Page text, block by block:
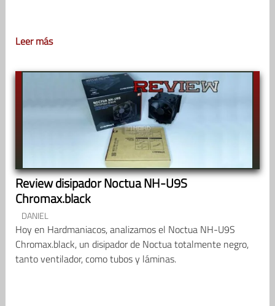
Leer más
Review disipador Noctua NH-U9S
Chromax.black
DANIEL
Hoy en Hardmaniacos, analizamos el Noctua NH-U9S
Chromax.black, un disipador de Noctua totalmente negro,
tanto ventilador, como tubos y láminas.